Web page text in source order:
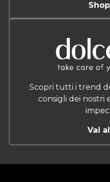
Scopri tutti i trend
consigli dei nostri
Vai